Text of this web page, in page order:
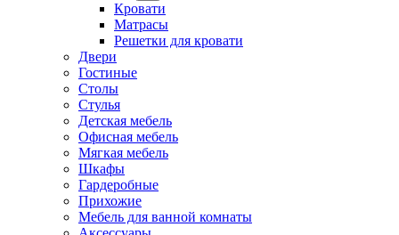
Кровати
Матрасы
Решетки для кровати
Двери
Гостиные
Столы
Стулья
Детская мебель
Офисная мебель
Мягкая мебель
Шкафы
Гардеробные
Прихожие
Мебель для ванной комнаты